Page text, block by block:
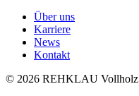
Über uns
Karriere
News
Kontakt
© 2026 REHKLAU Vollholz